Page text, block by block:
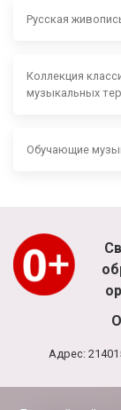
Русская
Коллекция
музыкальных
Обучающие
Адрес: